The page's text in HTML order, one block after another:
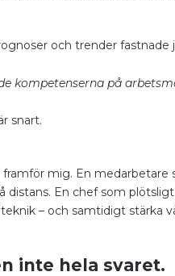
och trender fastnade
kompetenserna på
snart.
framför mig. En
distans. En chef som
– och samtidigt stärka
inte hela svaret.